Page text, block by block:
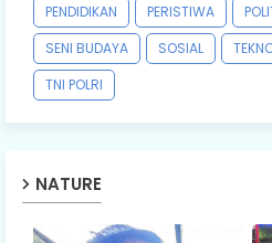
PENDIDIKAN
PERISTIWA
SENI BUDAYA
SOSIAL
TNI POLRI
NATURE